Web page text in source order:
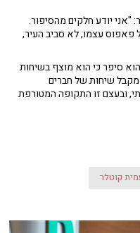
"אני יודע חלקים מהסיפור.
פאפוס עצמו, לא סביב העיר,
סיפר כי הוא מוצף בשיחות
שיחות של חברים
ובעצם זו התקופה המטורפת
קוטלר